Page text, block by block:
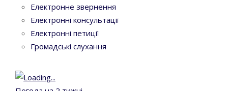
Електронне звернення
Електронні консультації
Електронні петиції
Громадські слухання